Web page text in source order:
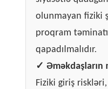
olunmayan fiziki
proqram
qapadılmalıdır.
✓
Fiziki giriş